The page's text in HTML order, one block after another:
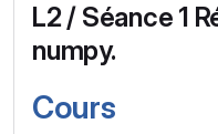
L2 / Séance 1
numpy.
Cours